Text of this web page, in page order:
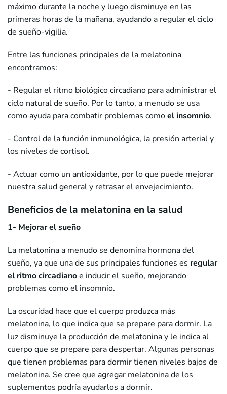
máximo durante la noche y luego disminuye en las
primeras horas de la mañana, ayudando a regular el ciclo
de sueño-vigilia.
Entre las funciones principales de la melatonina
encontramos:
- Regular el ritmo biológico circadiano para administrar el
ciclo natural de sueño. Por lo tanto, a menudo se usa
como ayuda para combatir problemas comoel insomnio.
- Control de la función inmunológica, la presión arterial y
los niveles de cortisol.
- Actuar como un antioxidante, por lo que puede mejorar
nuestra salud general y retrasar el envejecimiento.
Beneficios de la melatonina en la salud
1- Mejorar el sueño
La melatonina a menudo se denomina hormona del
sueño, ya que una de sus principales funciones es regular
el ritmo circadianoe inducir el sueño, mejorando
problemas como el insomnio.
La oscuridad hace que el cuerpo produzca más
melatonina, lo que indica que se prepare para dormir. La
luz disminuye la producción de melatonina y le indica al
cuerpo que se prepare para despertar. Algunas personas
que tienen problemas para dormir tienen niveles bajos de
melatonina. Se cree que agregar melatonina de los
suplementos podría ayudarlos a dormir.